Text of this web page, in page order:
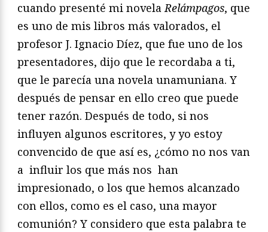
cuando presenté mi novelaRelámpagos, que
es uno de mis libros más valorados, el
profesor J. Ignacio Díez, que fue uno de los
presentadores, dijo que le recordaba a ti,
que le parecía una novela unamuniana. Y
después de pensar en ello creo que puede
tener razón. Después de todo, si nos
influyen algunos escritores, y yo estoy
convencido de que así es, ¿cómo no nos van
a influir los que más nos han
impresionado, o los que hemos alcanzado
con ellos, como es el caso, una mayor
comunión? Y considero que esta palabra te